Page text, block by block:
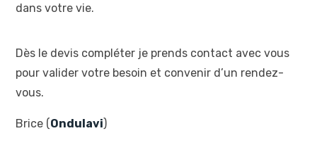
dans votre vie.
Dès le devis compléter je prends contact avec vous
pour valider votre besoin et convenir d’un rendez-
vous.
Brice (Ondulavi)